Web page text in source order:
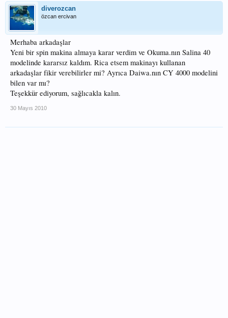
diverozcan
özcan ercivan
Merhaba arkadaşlar
Yeni bir spin makina almaya karar verdim ve Okuma.nın Salina 40
modelinde kararsız kaldım. Rica etsem makinayı kullanan
arkadaşlar fikir verebilirler mi? Ayrıca Daiwa.nın CY 4000 modelini
bilen var mı?
Teşekkür ediyorum, sağlıcakla kalın.
30 Mayıs 2010